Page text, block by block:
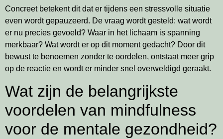
Concreet betekent dit dat er tijdens een stressvolle situatie
even wordt gepauzeerd. De vraag wordt gesteld: wat wordt
er nu precies gevoeld? Waar in het lichaam is spanning
merkbaar? Wat wordt er op dit moment gedacht? Door dit
bewust te benoemen zonder te oordelen, ontstaat meer grip
op de reactie en wordt er minder snel overweldigd geraakt.
Wat zijn de belangrijkste
voordelen van mindfulness
voor de mentale gezondheid?